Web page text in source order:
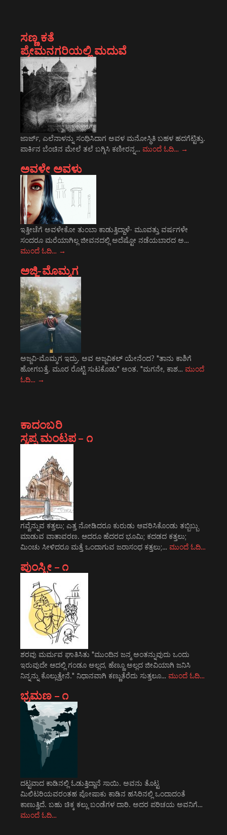
ಸಣ್ಣ ಕತೆ
ಪ್ರೇಮನಗರಿಯಲ್ಲಿ ಮದುವೆ
ಜಾರ್ಜ್, ಎಲೆನಾಳನ್ನು ಸಂಧಿಸಿದಾಗ ಅವಳ ಮನೋಸ್ಥಿತಿ ಬಹಳ ಹದಗೆಟ್ಟಿತ್ತು.
ಪಾರ್ಕಿನ ಬೆಂಚಿನ ಮೇಲೆ ತಲೆ ಬಗ್ಗಿಸಿ ಕಣೀರನ್ನ… ಮುಂದೆ ಓದಿ… →
ಅವಳೇ ಅವಳು
ಇತ್ತೀಚೆಗೆ ಅವಳೇಕೋ ತುಂಬಾ ಕಾಡುತ್ತಿದ್ದಾಳೆ- ಮೂವತ್ತು ವರ್ಷಗಳೇ
ಸಂದರೂ ಮರೆಯಾಗಿಲ್ಲ ಜೀವನದಲ್ಲಿ ಅದೆಷ್ಟೋ ನಡೆಯಬಾರದ ಅ…
ಮುಂದೆ ಓದಿ… →
ಅಜ್ಜಿ-ಮೊಮ್ಮಗ
ಅಜ್ಜವಿ-ಮೊಮ್ಮಗ ಇದ್ರು. ಅವ ಅಜ್ಜವಿಕಲ್ ಯೇನೆಂದ? "ತಾನು ಕಾಶಿಗೆ
ಹೋಗಬತ್ತೆ. ಮೂರ ರೊಟ್ಟಿ ಸುಟಕೊಡು" ಅಂತ. "ಮಗನೇ, ಕಾಶ… ಮುಂದೆ
ಓದಿ… →
ಕಾದಂಬರಿ
ಸ್ವಪ್ನ ಮಂಟಪ – ೧
ಗವ್ವೆನ್ನುವ ಕತ್ತಲು; ಎತ್ತ ನೋಡಿದರೂ ಕುರುಡು ಆವರಿಸಿಕೊಂಡು ತಬ್ಬಿಬ್ಬು
ಮಾಡುವ ವಾತಾವರಣ. ಆದರೂ ಹೆದರದ ಭೂಮಿ; ಕದಡದ ಕತ್ತಲು;
ಮಿಂಚು ಸೀಳಿದರೂ ಮತ್ತೆ ಒಂದಾಗುವ ಜರಾಸಂಧ ಕತ್ತಲು;… ಮುಂದೆ ಓದಿ…
ಪುಂಸ್ತ್ರೀ – ೧
ಶರವು ಮರ್ಮವ ಘಾತಿಸಿತು "ಮುಂದಿನ ಜನ್ಮ ಅಂತನ್ನುವುದು ಒಂದು
ಇರುವುದೇ ಆದಲ್ಲಿ ಗಂಡೂ ಅಲ್ಲದ, ಹೆಣ್ಣೂ ಅಲ್ಲದ ಜೀವಿಯಾಗಿ ಜನಿಸಿ
ನಿನ್ನನ್ನು ಕೊಲ್ಲುತ್ತೇನೆ." ನಿಧಾನವಾಗಿ ಕಣ್ಣುತೆರೆದು ಸುತ್ತಲೂ… ಮುಂದೆ ಓದಿ…
ಭ್ರಮಣ – ೧
ದಟ್ಟವಾದ ಕಾಡಿನಲ್ಲಿ ಓಡುತ್ತಿದ್ದಾನೆ ಸಾಯಿ. ಅವನು ತೊಟ್ಟ
ಮಿಲಿಟರಿಯವರಂತಹ ಪೋಷಾಕು ಕಾಡಿನ ಹಸಿರಿನಲ್ಲಿ ಒಂದಾದಂತೆ
ಕಾಣುತ್ತಿದೆ. ಬಹು ಚಿಕ್ಕ ಕಲ್ಲು ಬಂಡೆಗಳ ದಾರಿ. ಅದರ ಪರಿಚಯ ಅವನಿಗೆ…
ಮುಂದೆ ಓದಿ…